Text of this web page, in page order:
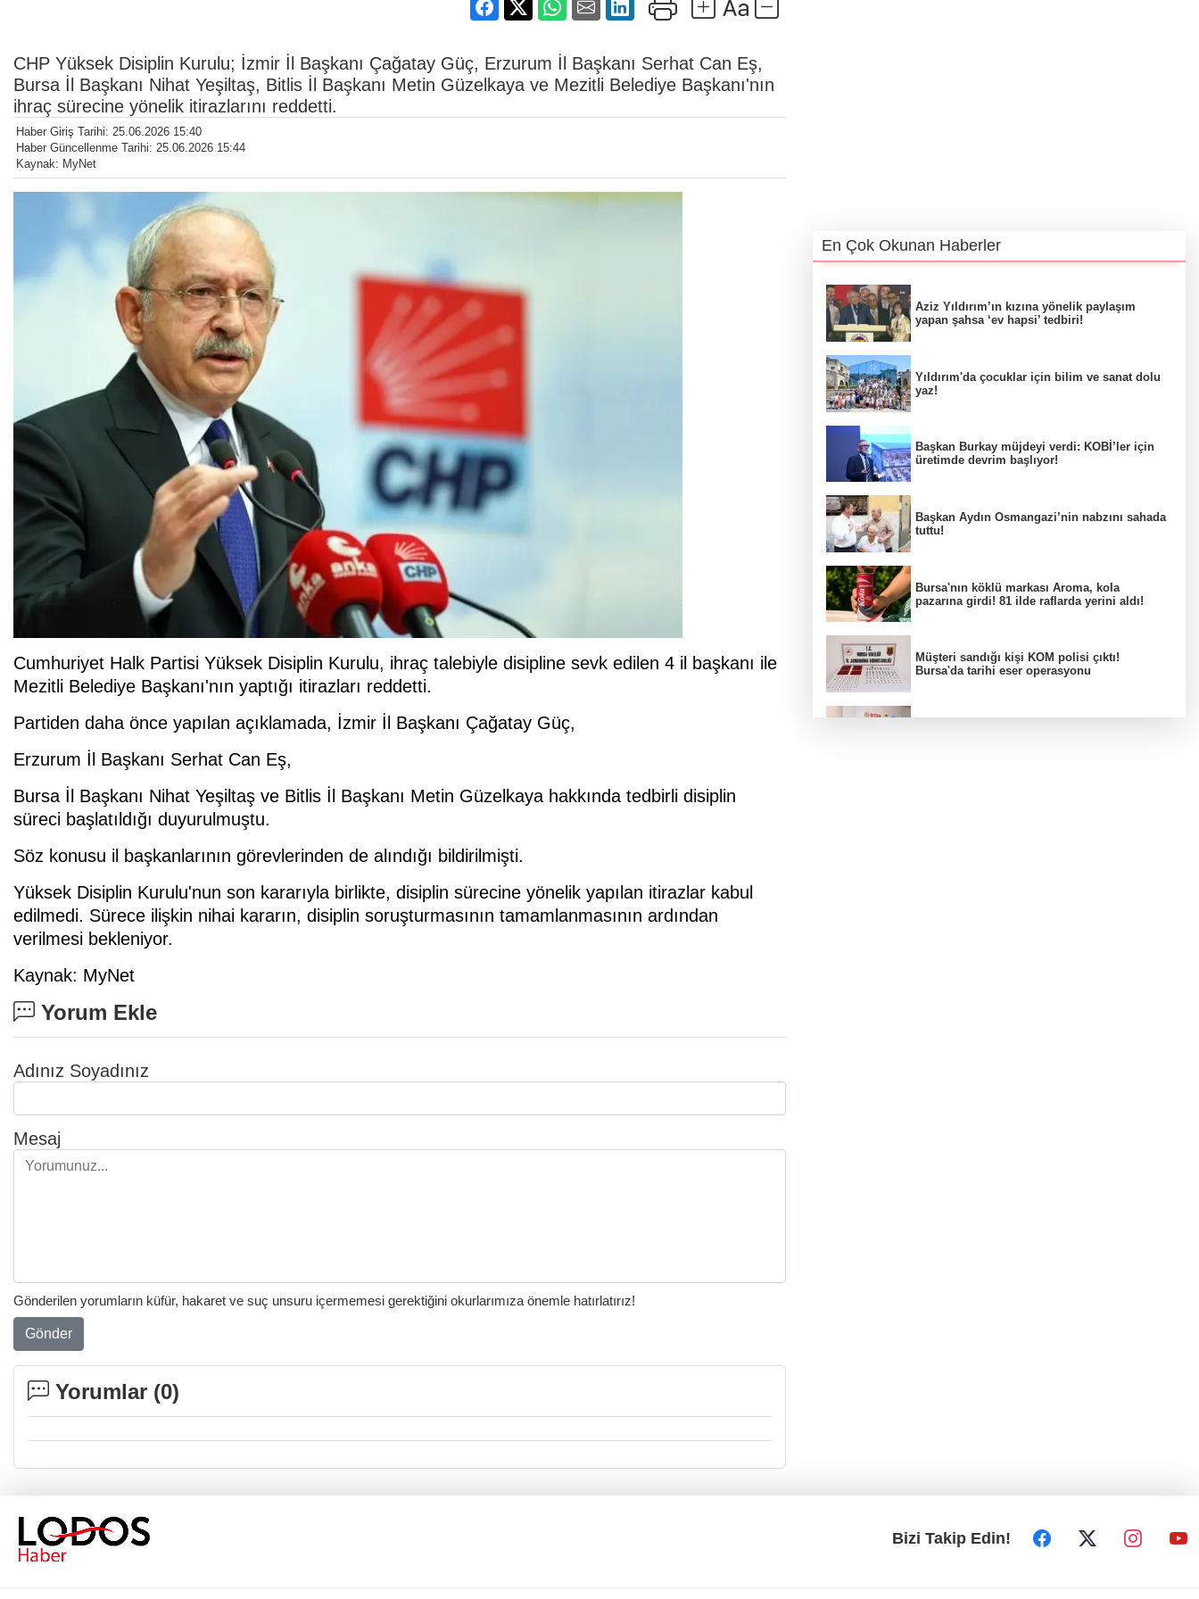
CHP Yüksek Disiplin Kurulu; İzmir İl Başkanı Çağatay Güç, Erzurum İl Başkanı Serhat Can Eş,
Bursa İl Başkanı Nihat Yeşiltaş, Bitlis İl Başkanı Metin Güzelkaya ve Mezitli Belediye Başkanı'nın
ihraç sürecine yönelik itirazlarını reddetti.
Haber Giriş Tarihi: 25.06.2026 15:40
Haber Güncellenme Tarihi: 25.06.2026 15:44
Kaynak: MyNet
Cumhuriyet Halk Partisi Yüksek Disiplin Kurulu, ihraç talebiyle disipline sevk edilen 4 il başkanı ile
Mezitli Belediye Başkanı'nın yaptığı itirazları reddetti.
Partiden daha önce yapılan açıklamada, İzmir İl Başkanı Çağatay Güç,
Erzurum İl Başkanı Serhat Can Eş,
Bursa İl Başkanı Nihat Yeşiltaş ve Bitlis İl Başkanı Metin Güzelkaya hakkında tedbirli disiplin
süreci başlatıldığı duyurulmuştu.
Söz konusu il başkanlarının görevlerinden de alındığı bildirilmişti.
Yüksek Disiplin Kurulu'nun son kararıyla birlikte, disiplin sürecine yönelik yapılan itirazlar kabul
edilmedi. Sürece ilişkin nihai kararın, disiplin soruşturmasının tamamlanmasının ardından
verilmesi bekleniyor.
Kaynak: MyNet
Yorum Ekle
Adınız Soyadınız
Mesaj
Gönderilen yorumların küfür, hakaret ve suç unsuru içermemesi gerektiğini okurlarımıza önemle hatırlatırız!
Gönder
Yorumlar (0)
En Çok Okunan Haberler
Aziz Yıldırım’ın kızına yönelik paylaşım
yapan şahsa ‘ev hapsi’ tedbiri!
Yıldırım'da çocuklar için bilim ve sanat dolu
yaz!
Başkan Burkay müjdeyi verdi: KOBİ’ler için
üretimde devrim başlıyor!
Başkan Aydın Osmangazi’nin nabzını sahada
tuttu!
Bursa'nın köklü markası Aroma, kola
pazarına girdi! 81 ilde raflarda yerini aldı!
Müşteri sandığı kişi KOM polisi çıktı!
Bursa'da tarihi eser operasyonu
Bizi Takip Edin!